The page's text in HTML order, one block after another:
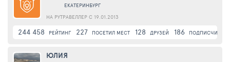
ЕКАТЕРИНБУРГ
НА РУТРАВЕЛЛЕР С 19.01.2013
244 458 РЕЙТИНГ 227 ПОСЕТИЛ МЕСТ 128 ДРУЗЕЙ 186 ПОДПИСЧИКИ
ЮЛИЯ